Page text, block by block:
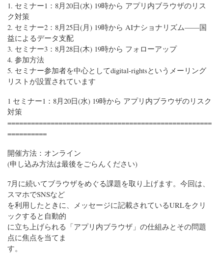
1. セミナー1：8月20日(水) 19時から アプリ内ブラウザのリス
ク対策
2. セミナー2：8月25日(月) 19時から AIナショナリズム――国
益によるデータ支配
3. セミナー3：8月28日(木) 19時から フォローアップ
4. 参加方法
5. セミナー参加者を中心としてdigital-rightsというメーリング
リストが設置されています
1 セミナー1：8月20日(水) 19時から アプリ内ブラウザのリスク
対策
====================================================
==========
開催方法：オンライン
(申し込み方法は最後をごらんください)
7月に続いてブラウザをめぐる課題を取り上げます。今回は、
スマホでSNSなど
を利用したときに、メッセージに記載されているURLをクリ
ックすると自動的
に立ち上げられる「アプリ内ブラウザ」の仕組みとその問題
点に焦点を当てま
す。